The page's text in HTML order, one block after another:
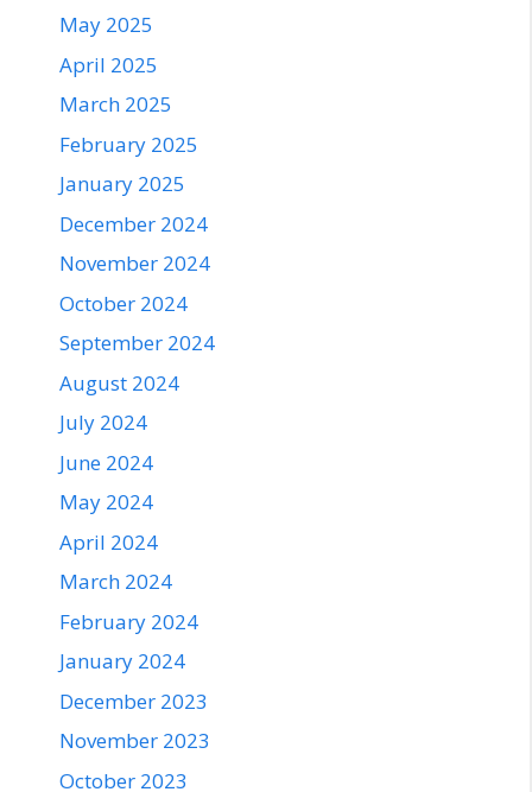
May 2025
April 2025
March 2025
February 2025
January 2025
December 2024
November 2024
October 2024
September 2024
August 2024
July 2024
June 2024
May 2024
April 2024
March 2024
February 2024
January 2024
December 2023
November 2023
October 2023